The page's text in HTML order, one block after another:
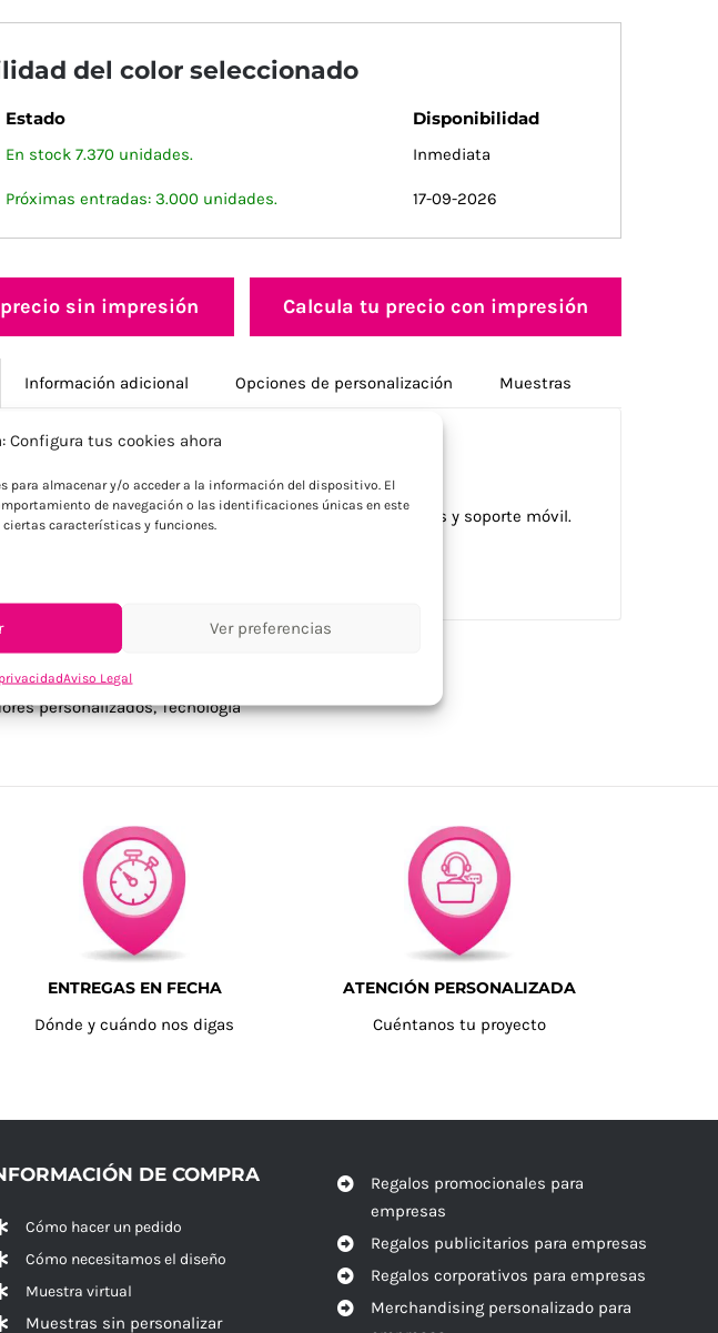
Configura tus cookies ahora
para almacenar y/o acceder a la información del dispositivo. El
de navegación o las identificaciones únicas en este
características y funciones.
Ver preferencias
Aviso Legal
del color seleccionado
Estado Disponibilidad
En stock 7.370 unidades. Inmediata
Próximas entradas: 3.000 unidades. 17-09-2026
sin impresión Calcula tu precio con impresión
Información adicional Opciones de personalización Muestras
de bambú personalizado con calentador de tazas y soporte móvil.
personalizados,Tecnología
ENTREGAS EN FECHA
Dónde y cuándo nos digas
ATENCIÓN PERSONALIZADA
Cuéntanos tu proyecto
DE COMPRA
Cómo hacer un pedido
Cómo necesitamos el diseño
Muestra virtual
Muestras sin personalizar
Regalos promocionales para
empresas
Regalos publicitarios para empresas
Regalos corporativos para empresas
Merchandising personalizado para